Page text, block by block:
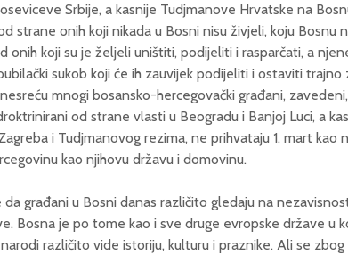
Srbije, a kasnije Tudjmanove Hrvatske na
strane onih koji nikada u Bosni nisu živjeli, koju Bosnu
onih koji su je željeli uništiti, podijeliti i rasparčati, a
sukob koji će ih zauvijek podijeliti i ostaviti trajno
mnogi bosansko-hercegovački građani,
od strane vlasti u Beogradu i Banjoj Luci, a
i Tudjmanovog rezima, ne prihvataju 1. mart kao
kao njihovu državu i domovinu.
da građani u Bosni danas različito gledaju na
Bosna je po tome kao i sve druge evropske države u
različito vide istoriju, kulturu i praznike. Ali se